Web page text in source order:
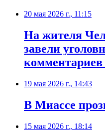
20 мая 2026 г., 11:15
На жителя
завели
комментариев
19 мая 2026 г., 14:43
В Миассе
15 мая 2026 г., 18:14